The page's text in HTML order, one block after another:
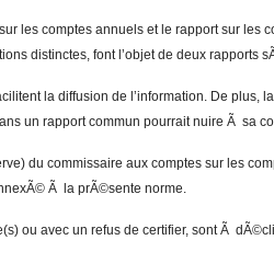
les comptes annuels et le rapport sur les
distinctes, font l’objet de deux rapports
la diffusion de l’information. De plus,
un rapport commun pourrait nuire Ã sa
du commissaire aux comptes sur les
Ã la prÃ©sente norme.
ou avec un refus de certifier, sont Ã